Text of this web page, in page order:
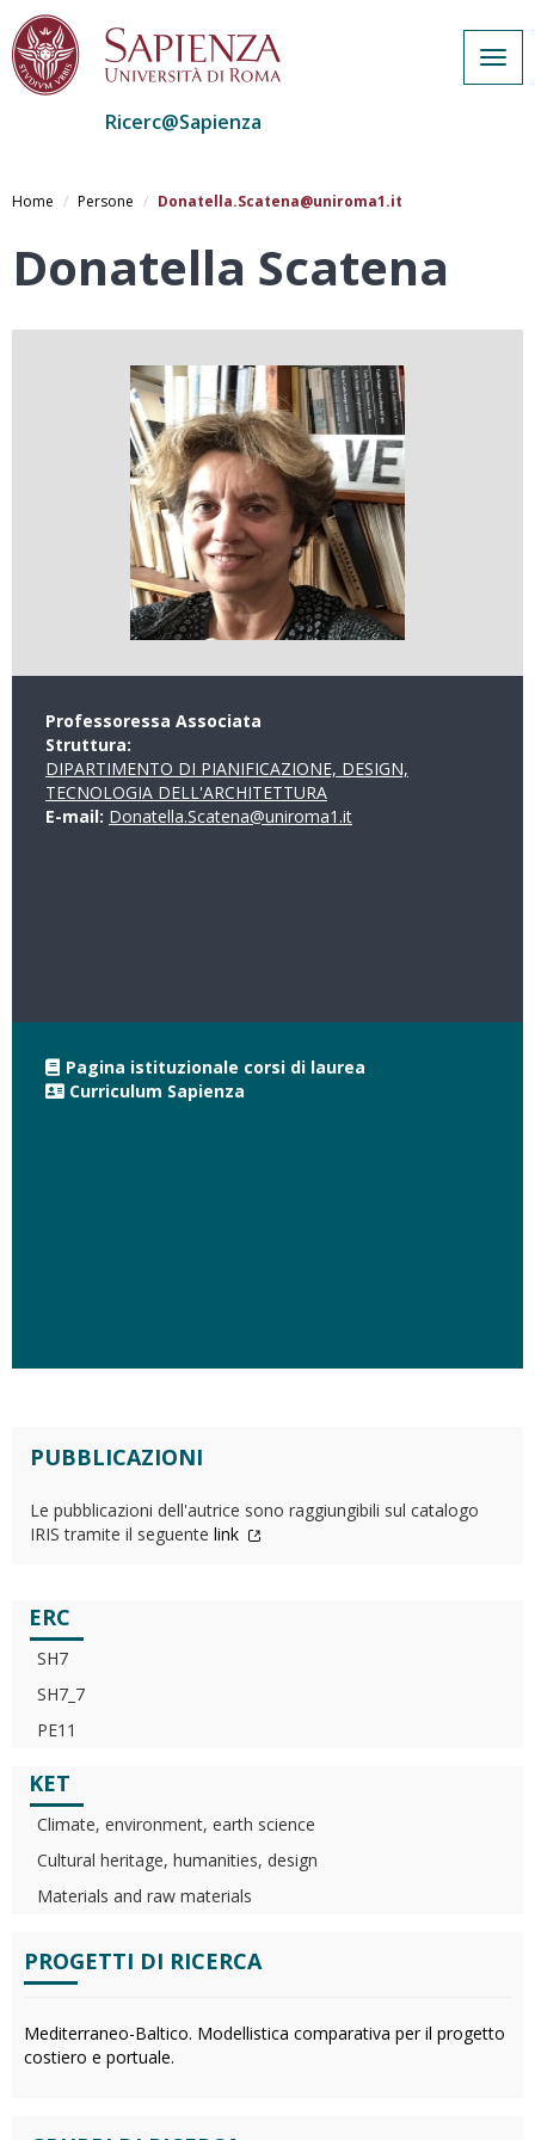
al
Ricerc@Sapienza
Home Persone Donatella.Scatena@uniroma1.it
Donatella Scatena
Professoressa Associata
Struttura:
DIPARTIMENTO DI PIANIFICAZIONE, DESIGN,
TECNOLOGIA DELL'ARCHITETTURA
E-mail: Donatella.Scatena@uniroma1.it
Pagina istituzionale corsi di laurea
Curriculum Sapienza
PUBBLICAZIONI
Le pubblicazioni dell'autrice sono raggiungibili sul catalogo
IRIS tramite il seguente link
ERC
SH7
SH7_7
PE11
KET
Climate, environment, earth science
Cultural heritage, humanities, design
Materials and raw materials
PROGETTI DI RICERCA
Mediterraneo-Baltico. Modellistica comparativa per il progetto
costiero e portuale.